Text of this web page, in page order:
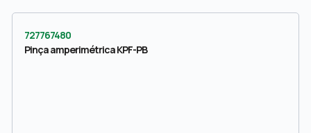
727767480
Pinça amperimétrica KPF-PB